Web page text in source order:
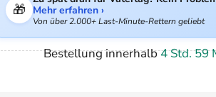
🎁
Mehr erfahren ›
Von über 2.000+ Last-Minute-Rettern geliebt
Bestellung innerhalb4 Std. 59